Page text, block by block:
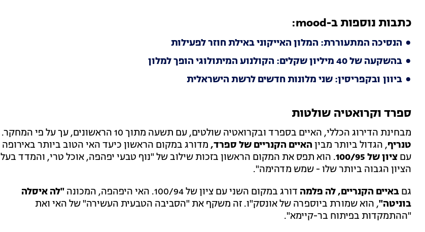
כתבות נוספות ב-mood:
הנסיכה המתעוררת: המלון האייקוני באילת חוזר לפעילות
בהשקעה של 40 מיליון שקלים: הקולנוע המיתולוגי הופך למלון
ביוון ובקפריסין: שני מלונות חדשים לרשת הישראלית
ספרד וקרואטיה שולטות
מבחינת הדירוג הכללי, האיים בספרד ובקרואטיה שולטים, עם תשעה מתוך 10 הראשונים, עך על פי המחקר.
טנריף, הגדול ביותר מבין האיים הקנריים של ספרד, מדורג במקום הראשון כיעד האי הטוב ביותר באירופה
עם ציון של 100/95
. הוא תפס את המקום הראשון בזכות שילוב של "נוף טבעי יפהפה, אוכל טרי, והמדד בעל
הציון הגבוה ביותר שלו - שמש מדהימה".
גם באיים הקנריים, לה פלמה דורג במקום השני עם ציון של 100/94. האי היפהפה, המכונה
"לה איסלה
בוניטה", הוא שמורת ביוספרה של אונסק"ו. זה משקף את "הסביבה הטבעית העשירה" של האי ואת
"ההתמקדות בפיתוח בר-קיימא".